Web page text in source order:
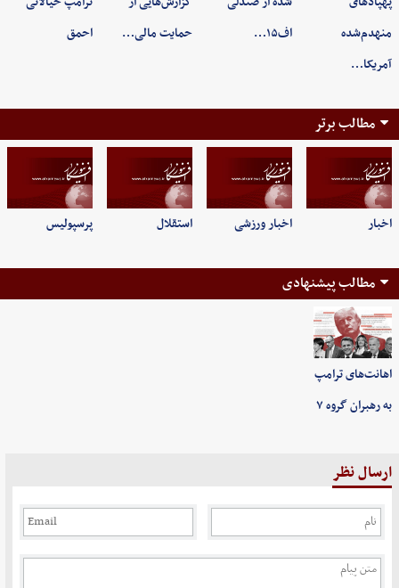
منهدم‌شده
آمریکا…
اف۱۵…
حمایت مالی…
احمق
مطالب برتر
اخبار اخبار ورزشی استقلال پرسپولیس
مطالب پیشنهادی
اهانت‌های ترامپ
به رهبران گروه ۷
ارسال نظر